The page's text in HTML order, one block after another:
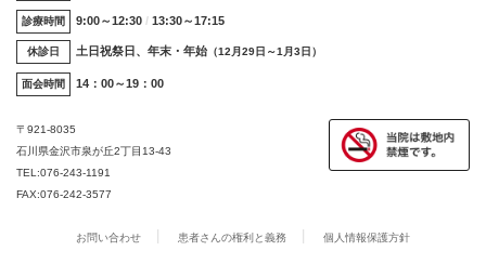
診療時間 9:00～12:30 13:30～17:15
休診日 土日祝祭日、年末・年始 （12月29日～1月3日）
面会時間 14：00～19：00
〒921-8035
石川県金沢市泉が丘2丁目13-43
TEL:076-243-1191
FAX:076-242-3577
お問い合わせ 患者さんの権利と義務 個人情報保護方針